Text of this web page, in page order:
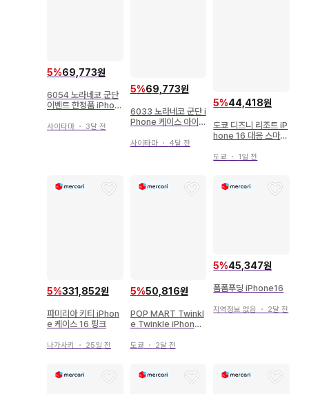
5%69,773원
6054 노라네코 군단
이벤트 한정품 iPhon
사이타마 ・ 3달 전
5%69,773원
6033 노라네코 군단 i
Phone 케이스 아이스
사이타마・ 4달 전
5%44,418원
도쿄 디즈니 리조트 iP
hone 16 대응 스마트
도쿄 ・ 1일 전
5%331,852원
파미리아 키티 iPhon
e 케이스 16 핑크
나가사키 ・ 25일 전
5%50,816원
POP MART Twinkl
e Twinkle iPhone 1
도쿄 ・ 2달 전
5%45,347원
폼폼푸딩 iPhone16
지역정보 없음 ・ 2달 전